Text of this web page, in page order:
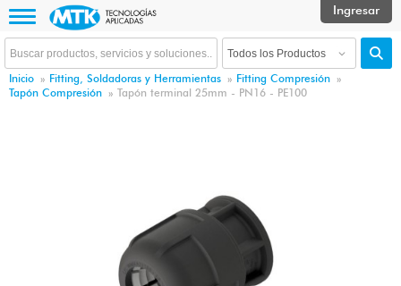
Inicio » Fitting, Soldadoras y Herramientas » Fitting Compresión »
Tapón Compresión » Tapón terminal 25mm - PN16 - PE100